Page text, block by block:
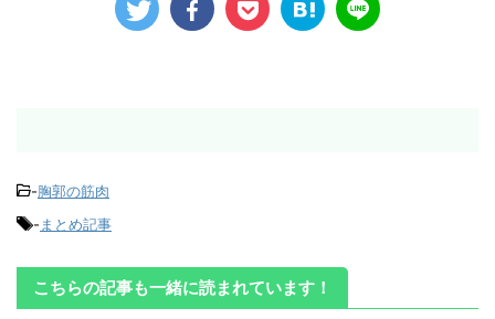
-胸郭の筋肉
- まとめ記事
こちらの記事も一緒に読まれています！